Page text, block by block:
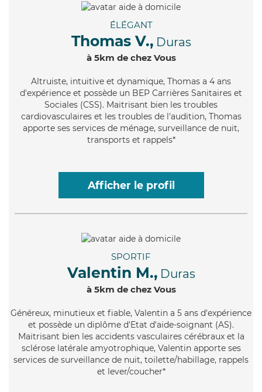
ÉLÉGANT
Thomas V., Duras
à 5km de chez Vous
Altruiste, intuitive et dynamique, Thomas a 4 ans
d'expérience et possède un BEP Carrières Sanitaires et
Sociales (CSS). Maitrisant bien les troubles
cardiovasculaires et les troubles de l'audition, Thomas
apporte ses services de ménage, surveillance de nuit,
transports et rappels*
Afficher le profil
SPORTIF
Valentin M., Duras
à 5km de chez Vous
Généreux, minutieux et fiable, Valentin a 5 ans d'expérience
et possède un diplôme d'Etat d'aide-soignant (AS).
Maitrisant bien les accidents vasculaires cérébraux et la
sclérose latérale amyotrophique, Valentin apporte ses
services de surveillance de nuit, toilette/habillage, rappels
et lever/coucher*